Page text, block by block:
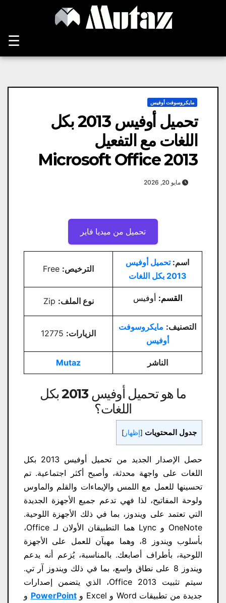
☰
مايكروسوفت أوفيس
تحميل أوفيس 2013 بكل
اللغات مع التفعيل
Microsoft Office 2013
مايو 20, 2026
تحميل من ميديا ​​فاير
اسم:تحميل أوفيس
2013 بكل اللغات
الترخيص:
القسم: أوفيس نوع الملف:
التصنيف: مايكروسوفت
أوفيس
الزيارات:
الناشر Mutaz
ما هو تحميل أوفيس 2013 بكل
اللغات؟
جدول المحتويات [إظهار ]
حصل الإصدار الجديد من تحميل أوفيس 2013 بكل
اللغات على واجهة محدثة، وأصبح أكثر اجتماعية. تم
تحسينها للعمل مع اللمس والإيماءات والقلم والماوس
ولوحة المفاتيح، لذا فهي تدعم جميع الأجهزة الجديدة
التي تعتمد على ويندوز، بما في ذلك الأجهزة اللوحية.
OneNote و Lync هما التطبيقان الأولان لـ Office،
بأسلوب ويندوز 8، وهما مهيآن للعمل على الأجهزة
اللوحية، بأطراف أصابعك. بالمناسبة، يُزعم أنه يدعم
ويندوز 8 على نطاق واسع، بما في ذلك ويندوز آر تي.
سيتم تثبيت Office 2013، الذي يتضمن إصدارات
جديدة من تطبيقات Word و Excel و
PowerPoint و